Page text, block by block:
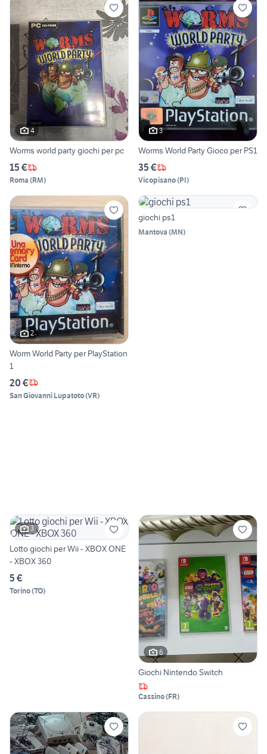
4
Worms world party giochi per pc
15 €
Roma (RM)
3
Worms World Party Gioco per PS1
35 €
Vicopisano(PI)
2
Worm World Party per PlayStation
1
20 €
San Giovanni Lupatoto(VR)
giochi ps1
Mantova (MN)
3
Lotto giochi per Wii - XBOX ONE
- XBOX 360
5 €
Torino(TO)
6
Giochi Nintendo Switch
Cassino(FR)